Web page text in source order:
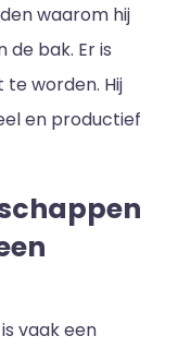
waarom hij
de bak. Er is
worden. Hij
en productief
vaak een